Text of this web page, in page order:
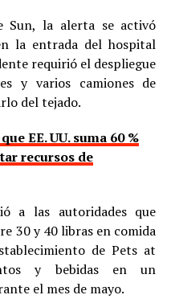
Sun, la alerta se activó
la entrada del hospital
requirió el despliegue
y varios camiones de
del tejado.
EE. UU. suma 60 %
recursos de
a las autoridades que
30 y 40 libras en comida
de Pets at
y bebidas en un
el mes de mayo.